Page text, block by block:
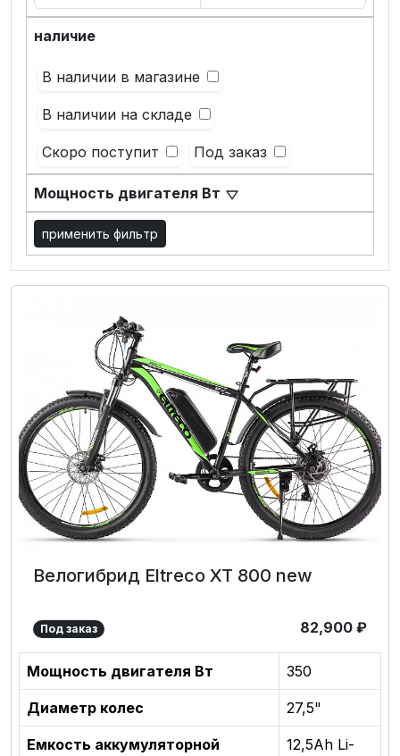
Лодки
Водомоторика
Садовая техника, электро и бензоинструмент
Велосипеды
Прицепы для водной и мототехники
Запчасти и аксессуары
наличие
В наличии в магазине
В наличии на складе
Скоро поступит Под заказ
Мощность двигателя Вт
применить фильтр
Велогибрид Eltreco XT 800 new
Под заказ 82,900 ₽
Мощность двигателя Вт 350
Диаметр колес 27,5"
Емкость аккумуляторной
12,5Аh Li-